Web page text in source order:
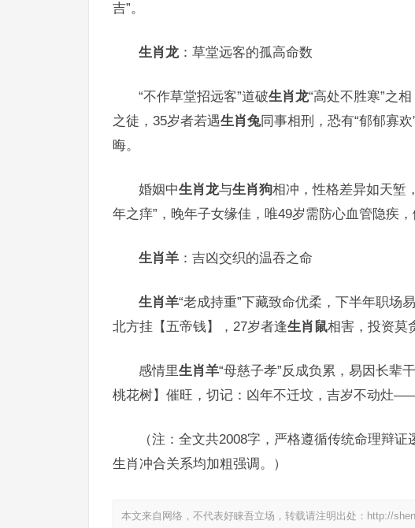
吉”。
生肖龙：草堂远客的孤高命数
“不作草堂招远客”道破生肖龙“高处不胜寒”之
之徒，35岁者若遇生肖兔同事相刑，恐有“郁郁寡
晦。
婚姻中生肖龙与生肖狗相冲，性格差异如天堑
年之痒”，晚年子女缘佳，唯49岁需防心血管隐疾，
生肖羊 ：吉凶交织的温吞之命
生肖羊“老成持重”下藏致命优柔，下半年职场
北方挂【五帝钱】，27岁者逢生肖鼠相害，投资莫
感情里生肖羊“母慈子孝”反成负累，易因长辈
桃花树】催旺，切记：凶年不迁坟，吉岁不动灶
（注：全文共2008字，严格遵循传统命理辩
生肖冲合关系均加粗强调。）
本文来自网络，不代表好睐吾立场，转载请注明出处： http://